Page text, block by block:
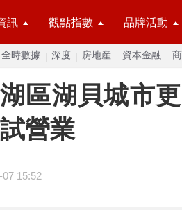
訊 觀點指數 品牌活動
全時數據 深度 房地産 資本金融
區湖貝城市
營業
07 15:52